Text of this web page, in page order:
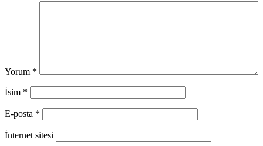
Yorum *
İsim *
E-posta *
İnternet sitesi